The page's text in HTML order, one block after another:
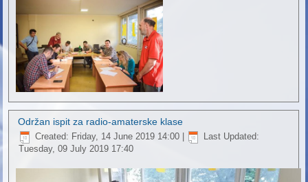
Održan ispit za radio-amaterske klase
Created: Friday, 14 June 2019 14:00
Last Updated:
Tuesday, 09 July 2019 17:40